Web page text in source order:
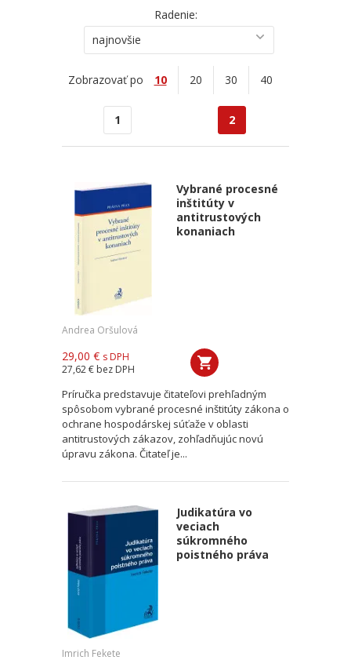
Radenie:
najnovšie
Zobrazovať po 10 20 30 40
1 2
Vybrané procesné
inštitúty v
antitrustových
konaniach
Andrea Oršulová
29,00 € s DPH
27,62 € bez DPH
Príručka predstavuje čitateľovi prehľadným
spôsobom vybrané procesné inštitúty zákona o
ochrane hospodárskej súťaže v oblasti
antitrustových zákazov, zohľadňujúc novú
úpravu zákona. Čitateľ je...
Judikatúra vo
veciach
súkromného
poistného práva
Imrich Fekete